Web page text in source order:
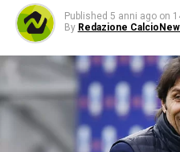
Published 5 anni ago on
By Redazione